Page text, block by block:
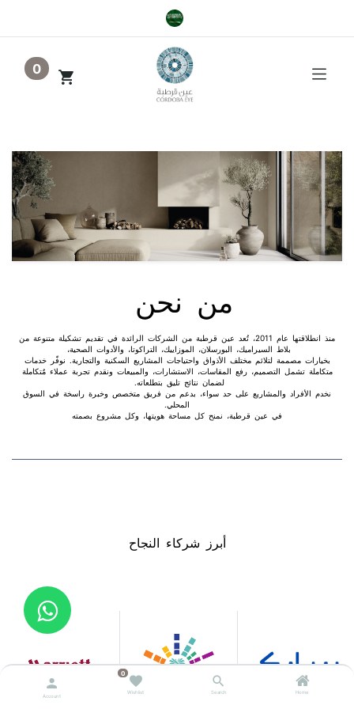
Home
Search
0
Wishlist
Account
0
من نحن
منذ انطلاقتها عام 2011، تُعد عين قرطبة من الشركات الرائدة في تقديم تشكيلة متنوعة من
بلاط السيراميك، البورسلان، الموزاييك، التراكوتا، والأدوات الصحية،
بخيارات مصممة لتلائم مختلف الأذواق واحتياجات المشاريع السكنية والتجارية. نوفّر خدمات
متكاملة تشمل التصميم، رفع المقاسات، الاستشارات، والمبيعات ونقدم تجربة عملاء مٌتكاملة
لضمان نتائج تليق بتطلعاته.
نخدم الأفراد والمشاريع على حد سواء، بدعم من فريق متخصص وخبرة راسخة في السوق
المحلي.
في عين قرطبة، نمنح كل مساحة هويتها، وكل مشروع بصمته​
أبرز شركاء النجاح